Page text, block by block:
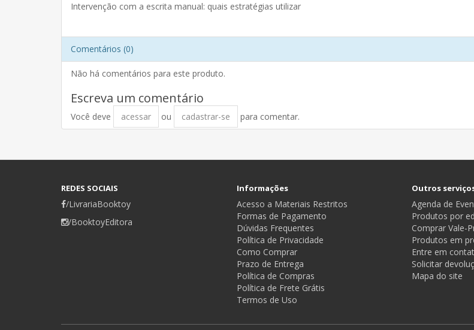
Intervenção com a escrita manual: quais estratégias utilizar
Comentários (0)
Não há comentários para este produto.
Escreva um comentário
Você deve acessar ou cadastrar-se para comentar.
REDES SOCIAIS
/LivrariaBooktoy
/BooktoyEditora
Informações
Acesso a Materiais Restritos
Formas de Pagamento
Dúvidas Frequentes
Política de Privacidade
Como Comprar
Prazo de Entrega
Política de Compras
Política de Frete Grátis
Termos de Uso
Outros
Agenda de
Produtos por
Comprar Vale-
Produtos em
Entre em
Solicitar
Mapa do site